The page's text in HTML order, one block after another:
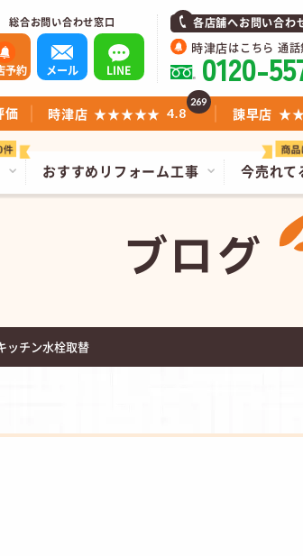
総合お問い合わせ窓口
予約 メール LINE
各店舗へお問い合
時津店はこちら 通話
0120-
今売れて
おすすめリフォーム工事
価 時津店 ★★★★★ 4.8
269
諫早店
ブログ
チン水栓取替